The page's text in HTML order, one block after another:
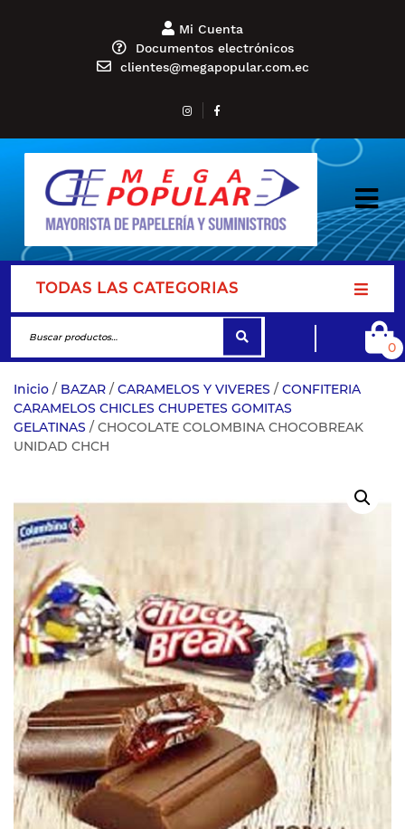
Mi Cuenta
Documentos electrónicos
clientes@megapopular.com.ec
TODAS LAS CATEGORIAS
0
Inicio / BAZAR / CARAMELOS Y VIVERES / CONFITERIA
CARAMELOS CHICLES CHUPETES GOMITAS
GELATINAS / CHOCOLATE COLOMBINA CHOCOBREAK
UNIDAD CHCH